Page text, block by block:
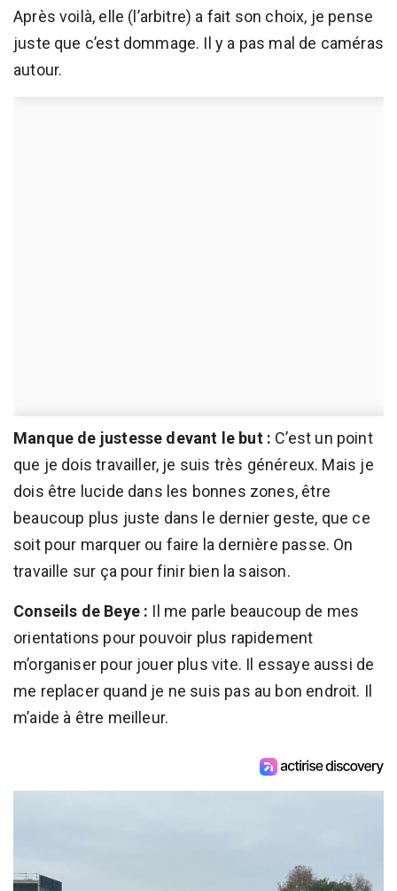
Après voilà, elle (l’arbitre) a fait son choix, je pense
juste que c’est dommage. Il y a pas mal de caméras
autour.
Manque de justesse devant le but : C’est un point
que je dois travailler, je suis très généreux. Mais je
dois être lucide dans les bonnes zones, être
beaucoup plus juste dans le dernier geste, que ce
soit pour marquer ou faire la dernière passe. On
travaille sur ça pour finir bien la saison.
Conseils de Beye : Il me parle beaucoup de mes
orientations pour pouvoir plus rapidement
m’organiser pour jouer plus vite. Il essaye aussi de
me replacer quand je ne suis pas au bon endroit. Il
m’aide à être meilleur.